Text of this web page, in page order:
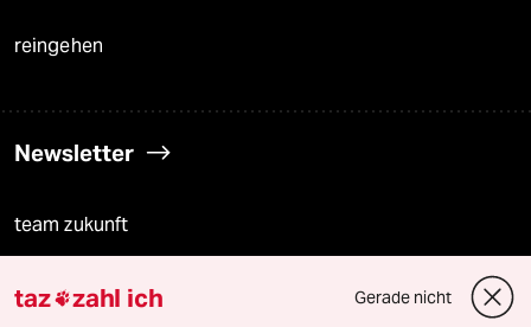
reingehen
Newsletter
team zukunft
taz zahl ich Gerade nicht